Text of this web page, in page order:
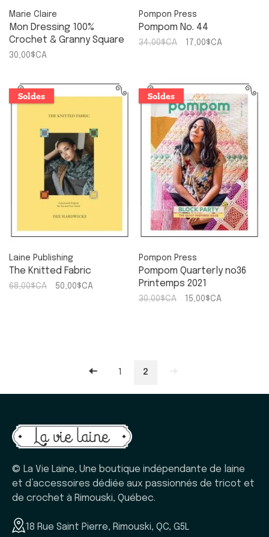
Marie Claire
Mon Dressing 100%
Crochet & Granny Square
30,00$CA
Pompon Press
Pompom No. 44
34,00$CA 17,00$CA
Soldes
Laine Publishing
The Knitted Fabric
68,00$CA 50,00$CA
Soldes
Pompon Press
Pompom Quarterly no36
Printemps 2021
30,00$CA 15,00$CA
2
© La Vie Laine, Une boutique indépendante de laine
et d’accessoires dédiée aux passionnés de tricot et
de crochet à Rimouski, Québec.
18 Rue Saint Pierre, Rimouski, QC, G5L